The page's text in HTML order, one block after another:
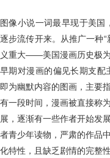
图像小说一词最早现于美
逐步流传开来。从推广一种
义重大——美国漫画历史极
早期对漫画的偏见长期支配
即为幽默内容的图画，主要
有一段时间，漫画被直接称
展，逐渐有一些作者开始发
者青少年读物，严肃的作品
化特性，且缺乏剧情的完整性